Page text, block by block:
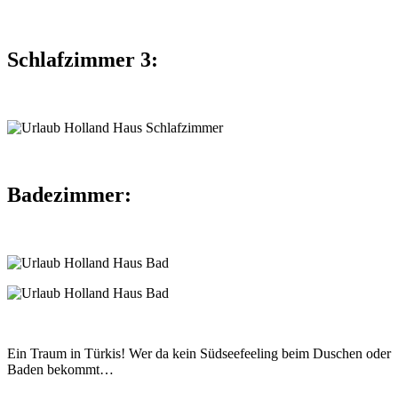
Schlafzimmer 3:
Badezimmer:
Ein Traum in Türkis! Wer da kein Südseefeeling beim Duschen oder
Baden bekommt…